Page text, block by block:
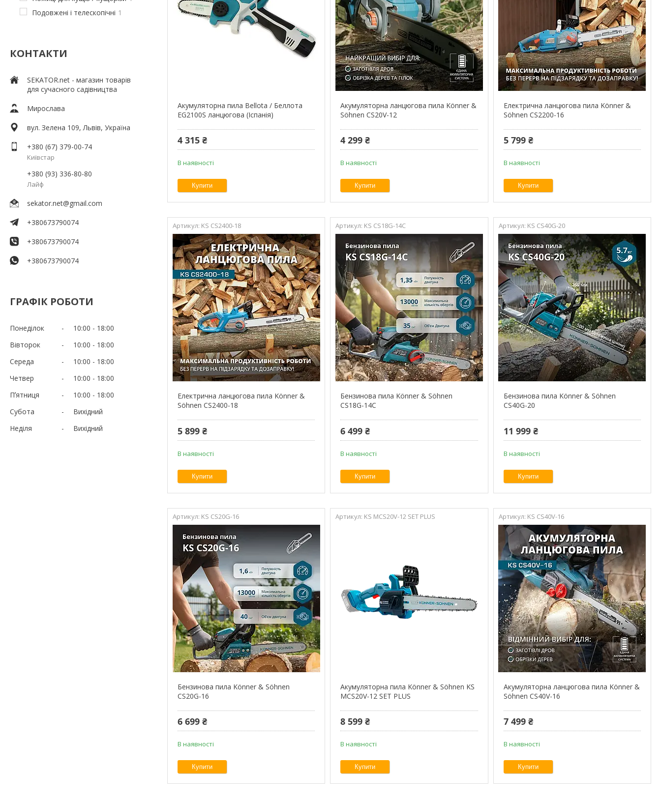
Подовжені і телескопічні 1
КОНТАКТИ
SEKATOR.net - магазин товарів
для сучасного садівництва
Мирослава
вул. Зелена 109, Львів, Україна
+380 (67) 379-00-74
Київстар
+380 (93) 336-80-80
Лайф
sekator.net@gmail.com
+380673790074
+380673790074
+380673790074
ГРАФІК РОБОТИ
Понеділок 10:00
18:00
Вівторок
10:00
18:00
Середа
10:00
18:00
Четвер
10:00
18:00
Пʼятниця
10:00
18:00
Субота
Вихідний
Неділя
Вихідний
Акумуляторна пила Bellota / Беллота
EG2100S ланцюгова (Іспанія)
4 315 ₴
В наявності
Купити
Акумуляторна ланцюгова пила Könner &
Söhnen CS20V-12
4 299 ₴
В наявності
Купити
Електрична ланцюгова пила Könner &
Söhnen CS2200-16
5 799 ₴
В наявності
Купити
KS CS2400-18
Електрична ланцюгова пила Könner &
Söhnen CS2400-18
5 899 ₴
В наявності
Купити
KS CS18G-14C
Бензинова пила Könner & Söhnen
CS18G-14C
6 499 ₴
В наявності
Купити
KS CS40G-20
Бензинова пила Könner & Söhnen
CS40G-20
11 999 ₴
В наявності
Купити
KS CS20G-16
Бензинова пила Könner & Söhnen
CS20G-16
6 699 ₴
В наявності
Купити
KS MCS20V-12 SET PLUS
Акумуляторна пила Könner & Söhnen KS
MCS20V-12 SET PLUS
8 599 ₴
В наявності
Купити
KS CS40V-16
Акумуляторна ланцюгова пила Könner &
Söhnen CS40V-16
7 499 ₴
В наявності
Купити